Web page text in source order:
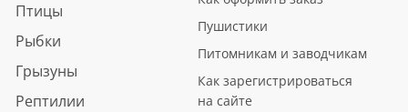
Птицы
Рыбки
Грызуны
Рептилии
Пушистики
Питомникам и заводчикам
Как зарегистрироваться
на сайте